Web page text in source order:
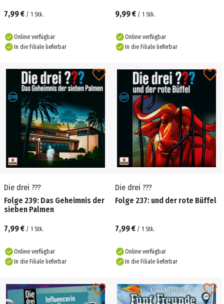
7,99 € / 1 Stk.
Online verfügbar
In die Filiale lieferbar
9,99 € / 1 Stk.
Online verfügbar
In die Filiale lieferbar
Die drei ???
Folge 239: Das Geheimnis der
sieben Palmen
7,99 € / 1 Stk.
Online verfügbar
In die Filiale lieferbar
Die drei ???
Folge 237: und der rote Büffel
7,99 € / 1 Stk.
Online verfügbar
In die Filiale lieferbar